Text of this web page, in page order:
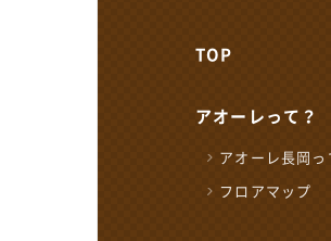
TOP
アオーレって？
アオーレ長岡っ
フロアマップ
各届
長岡